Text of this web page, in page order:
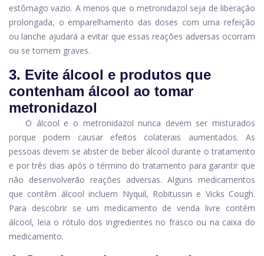
estômago vazio. A menos que o metronidazol seja de liberação
prolongada, o emparelhamento das doses com uma refeição
ou lanche ajudará a evitar que essas reações adversas ocorram
ou se tornem graves.
3. Evite álcool e produtos que
contenham álcool ao tomar
metronidazol
O álcool e o metronidazol nunca devem ser misturados
porque podem causar efeitos colaterais aumentados. As
pessoas devem se abster de beber álcool durante o tratamento
e por três dias após o término do tratamento para garantir que
não desenvolverão reações adversas. Alguns medicamentos
que contêm álcool incluem Nyquil, Robitussin e Vicks Cough.
Para descobrir se um medicamento de venda livre contém
álcool, leia o rótulo dos ingredientes no frasco ou na caixa do
medicamento.